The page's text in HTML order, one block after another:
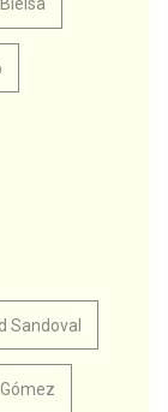
Sandoval
Gómez